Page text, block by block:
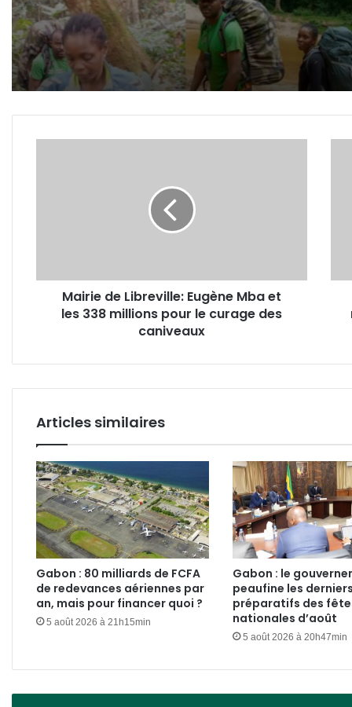
millions
Mairie de Libreville: Eugène Mba et
les 338 millions pour le curage des
caniveaux
la
Articles similaires
Gabon : 80 milliards de FCFA
de redevances aériennes par
an, mais pour financer quoi ?
5 août 2026 à 21h15min
Gabon : le
peaufine les
préparatifs des
nationales d’août
5 août 2026 à 20h47min